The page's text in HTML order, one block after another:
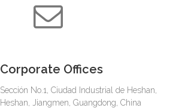
Corporate Offices
Sección No.1, Ciudad Industrial de Heshan,
Heshan, Jiangmen, Guangdong, China